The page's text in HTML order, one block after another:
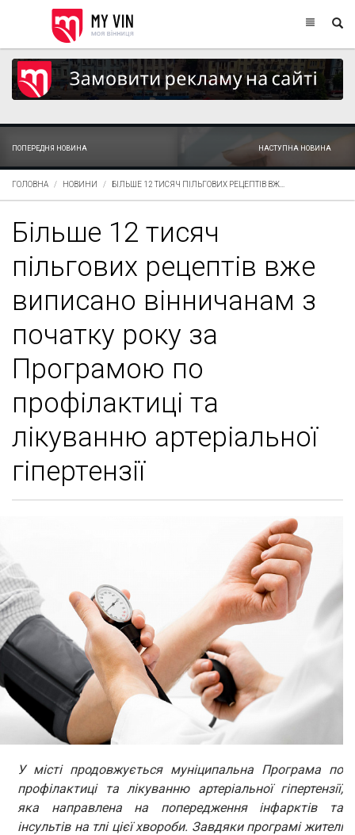
ПОПЕРЕДНЯ НОВИНА НАСТУПНА НОВИНА
ГОЛОВНА НОВИНИ БІЛЬШЕ 12 ТИСЯЧ ПІЛЬГОВИХ РЕЦЕПТІВ ВЖ...
Більше 12 тисяч
пільгових рецептів вже
виписано вінничанам з
початку року за
Програмою по
профілактиці та
лікуванню артеріальної
гіпертензії
У місті продовжується муніципальна Програма по
профілактиці та лікуванню артеріальної гіпертензії,
яка направлена на попередження інфарктів та
інсультів на тлі цієї хвороби. Завдяки програмі жителі